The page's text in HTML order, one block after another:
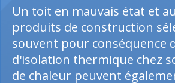
Un toit en mauvais état et
produits de construction
souvent pour conséquence
d'isolation thermique chez
de chaleur peuvent